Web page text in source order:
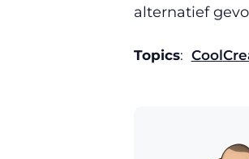
alternatief
Topics: Cool